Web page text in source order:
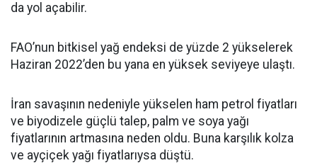
da yol açabilir.
FAO’nun bitkisel yağ endeksi de yüzde 2 yükselerek
Haziran 2022’den bu yana en yüksek seviyeye ulaştı.
İran savaşının nedeniyle yükselen ham petrol fiyatları
ve biyodizele güçlü talep, palm ve soya yağı
fiyatlarının artmasına neden oldu. Buna karşılık kolza
ve ayçiçek yağı fiyatlarıysa düştü.